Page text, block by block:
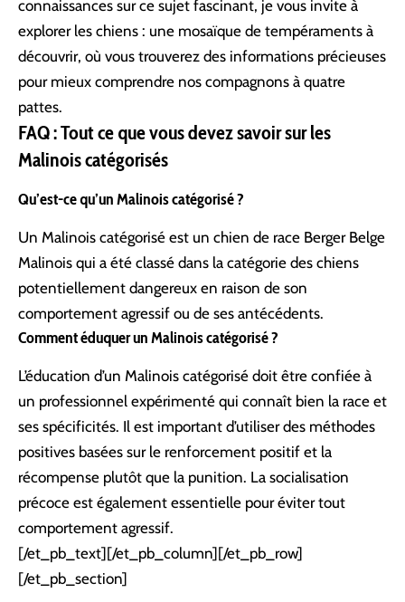
connaissances sur ce sujet fascinant, je vous invite à
explorer les chiens : une mosaïque de tempéraments à
découvrir, où vous trouverez des informations précieuses
pour mieux comprendre nos compagnons à quatre
pattes.
FAQ : Tout ce que vous devez savoir sur les
Malinois catégorisés
Qu’est-ce qu’un Malinois catégorisé ?
Un Malinois catégorisé est un chien de race Berger Belge
Malinois qui a été classé dans la catégorie des chiens
potentiellement dangereux en raison de son
comportement agressif ou de ses antécédents.
Comment éduquer un Malinois catégorisé ?
L’éducation d’un Malinois catégorisé doit être confiée à
un professionnel expérimenté qui connaît bien la race et
ses spécificités. Il est important d’utiliser des méthodes
positives basées sur le renforcement positif et la
récompense plutôt que la punition. La socialisation
précoce est également essentielle pour éviter tout
comportement agressif.
[/et_pb_text][/et_pb_column][/et_pb_row]
[/et_pb_section]